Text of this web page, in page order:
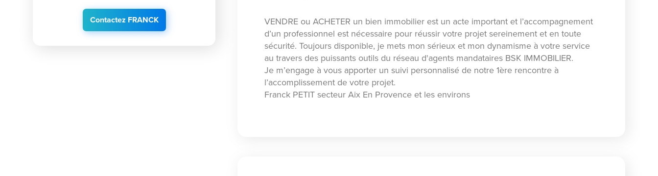
Contactez FRANCK
VENDRE ou ACHETER un bien immobilier est un acte important et l’accompagnement
d’un professionnel est nécessaire pour réussir votre projet sereinement et en toute
sécurité. Toujours disponible, je mets mon sérieux et mon dynamisme à votre service
au travers des puissants outils du réseau d'agents mandataires BSK IMMOBILIER.
Je m’engage à vous apporter un suivi personnalisé de notre 1ère rencontre à
l’accomplissement de votre projet.
Franck PETIT secteur Aix En Provence et les environs